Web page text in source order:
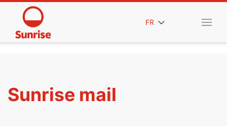
FR
Sunrise mail